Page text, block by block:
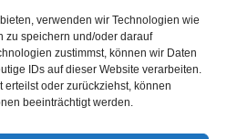
verwenden wir Technologien wie
zu speichern und/oder darauf
zustimmst, können wir Daten
IDs auf dieser Website verarbeiten.
oder zurückziehst, können
beeinträchtigt werden.
sein, um einen Kommentar